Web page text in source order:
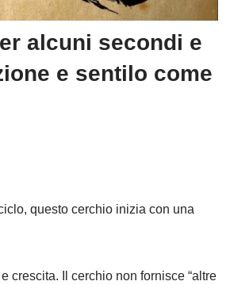
alcuni secondi e
e sentilo come
questo cerchio inizia con una
crescita. Il cerchio non fornisce “altre